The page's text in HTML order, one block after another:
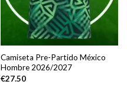
Camiseta Pre-Partido México
Hombre 2026/2027
€27.50